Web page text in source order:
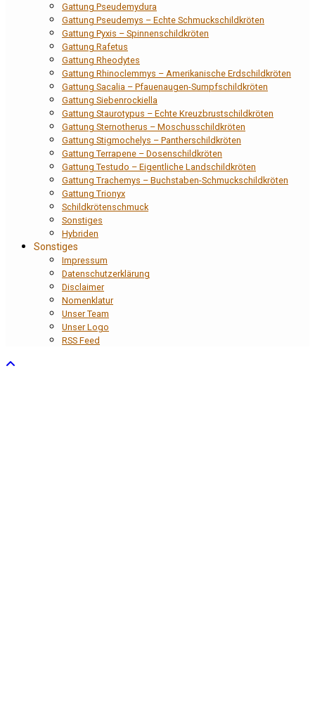
Gattung Pseudemydura
Gattung Pseudemys – Echte Schmuckschildkröten
Gattung Pyxis – Spinnenschildkröten
Gattung Rafetus
Gattung Rheodytes
Gattung Rhinoclemmys – Amerikanische Erdschildkröten
Gattung Sacalia – Pfauenaugen-Sumpfschildkröten
Gattung Siebenrockiella
Gattung Staurotypus – Echte Kreuzbrustschildkröten
Gattung Sternotherus – Moschusschildkröten
Gattung Stigmochelys – Pantherschildkröten
Gattung Terrapene – Dosenschildkröten
Gattung Testudo – Eigentliche Landschildkröten
Gattung Trachemys – Buchstaben-Schmuckschildkröten
Gattung Trionyx
Schildkrötenschmuck
Sonstiges
Hybriden
Sonstiges
Impressum
Datenschutzerklärung
Disclaimer
Nomenklatur
Unser Team
Unser Logo
RSS Feed